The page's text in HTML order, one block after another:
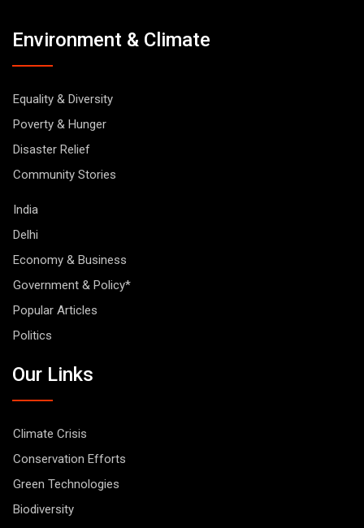
Environment & Climate
Equality & Diversity
Poverty & Hunger
Disaster Relief
Community Stories
India
Delhi
Economy & Business
Government & Policy*
Popular Articles
Politics
Our Links
Climate Crisis
Conservation Efforts
Green Technologies
Biodiversity